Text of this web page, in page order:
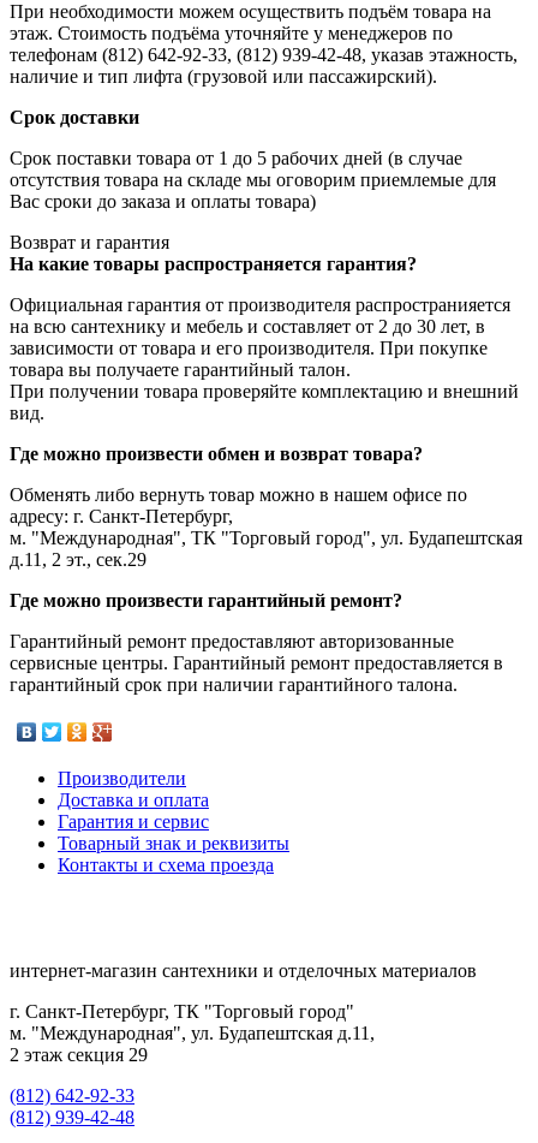
При необходимости можем осуществить подъём товара на
этаж. Стоимость подъёма уточняйте у менеджеров по
телефонам (812) 642-92-33, (812) 939-42-48, указав этажность,
наличие и тип лифта (грузовой или пассажирский).
Срок доставки
Срок поставки товара от 1 до 5 рабочих дней (в случае
отсутствия товара на складе мы оговорим приемлемые для
Вас сроки до заказа и оплаты товара)
Возврат и гарантия
На какие товары распространяется гарантия?
Официальная гарантия от производителя распространияется
на всю сантехнику и мебель и составляет от 2 до 30 лет, в
зависимости от товара и его производителя. При покупке
товара вы получаете гарантийный талон.
При получении товара проверяйте комплектацию и внешний
вид.
Где можно произвести обмен и возврат товара?
Обменять либо вернуть товар можно в нашем офисе по
адресу: г. Санкт-Петербург,
м. "Международная", ТК "Торговый город", ул. Будапештская
д.11, 2 эт., сек.29
Где можно произвести гарантийный ремонт?
Гарантийный ремонт предоставляют авторизованные
сервисные центры. Гарантийный ремонт предоставляется в
гарантийный срок при наличии гарантийного талона.
Производители
Доставка и оплата
Гарантия и сервис
Товарный знак и реквизиты
Контакты и схема проезда
интернет-магазин сантехники и отделочных материалов
г. Санкт-Петербург, ТК "Торговый город"
м. "Международная", ул. Будапештская д.11,
2 этаж секция 29
(812) 642-92-33
(812) 939-42-48